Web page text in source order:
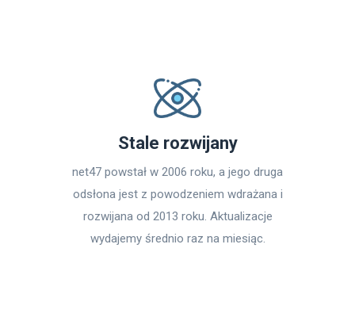
Stale rozwijany
net47 powstał w 2006 roku, a jego druga
odsłona jest z powodzeniem wdrażana i
rozwijana od 2013 roku. Aktualizacje
wydajemy średnio raz na miesiąc.